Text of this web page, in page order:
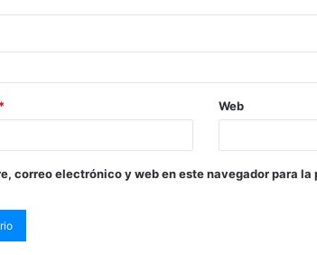
* Web
correo electrónico y web en este navegador para la